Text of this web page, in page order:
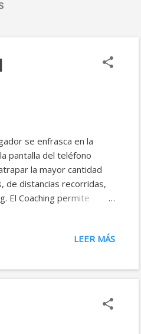
se enfrasca en la
pantalla del teléfono
la mayor cantidad
de distancias recorridas,
El Coaching permite
Las escogencias o
y las opciones que
conduct...
LEER MÁS